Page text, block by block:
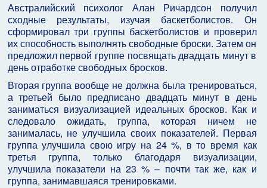
Австралийский психолог Алан Ричардсон получил
сходные результаты, изучая баскетболистов. Он
сформировал три группы баскетболистов и проверил
их способность выполнять свободные броски. Затем он
предложил первой группе посвящать двадцать минут в
день отработке свободных бросков.
Вторая группа вообще не должна была тренироваться,
а третьей было предписано двадцать минут в день
заниматься визуализацией идеальных бросков. Как и
следовало ожидать, группа, которая ничем не
занималась, не улучшила своих показателей. Первая
группа улучшила свою игру на 24 %, в то время как
третья группа, только благодаря визуализации,
улучшила показатели на 23 % – почти так же, как и
группа, занимавшаяся тренировками.